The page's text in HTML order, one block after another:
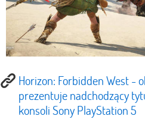
Horizon: Forbidden West -
prezentuje nadchodzący
konsoli Sony PlayStation 5